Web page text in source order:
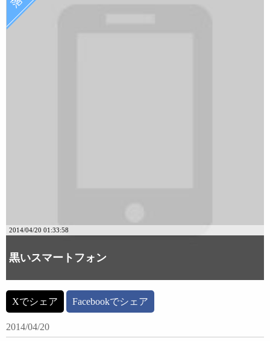
2014/04/20 01:33:58
黒いスマートフォン
Xでシェア Facebookでシェア
2014/04/20